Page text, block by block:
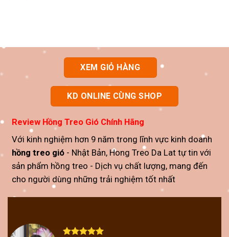
XEM GIỎ HÀNG
KD ONLINE CÙNG SHOP
Review Hồng Treo Gió Chính Hãng
Với kinh nghiệm hơn 9 năm trong lĩnh vực kinh doanh
hồng treo gió - Nhật Bản, Hong Treo Da Lat tự tin với
sản phẩm hồng treo - Dịch vụ chất lượng, mang đến
cho người dùng những trải nghiệm tốt nhất